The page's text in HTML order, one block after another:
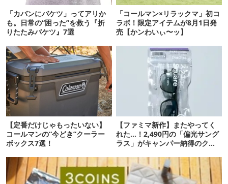
「カバンにバケツ」ってアリか
も。日常の“困った”を救う『折
りたたみバケツ』7選
「コールマン×リラックマ」初コ
ラボ！限定アイテムが8月1日発
売【かンわいぃ〜ッ】
【定番だけじゃもったいない】
コールマンの“今どき”クーラー
ボックス7選！
【ファミマ新作】またやってく
れた…！2,490円の「偏光サング
ラス」がキャンパー納得のクオ